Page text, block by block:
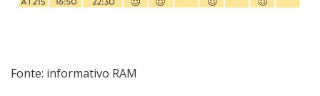
Fonte: informativo RAM